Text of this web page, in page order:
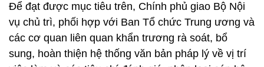
Để đạt được mục tiêu trên, Chính phủ giao Bộ Nội
vụ chủ trì, phối hợp với Ban Tổ chức Trung ương và
các cơ quan liên quan khẩn trương rà soát, bổ
sung, hoàn thiện hệ thống văn bản pháp lý về vị trí